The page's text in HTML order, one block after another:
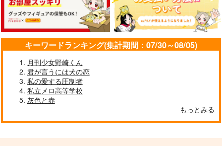
キーワードランキング(集計期間：07/30～08/05)
月刊少女野崎くん
君が言うには犬の恋
私の愛する圧制者
私立メロ高等学校
灰色と赤
もっとみる